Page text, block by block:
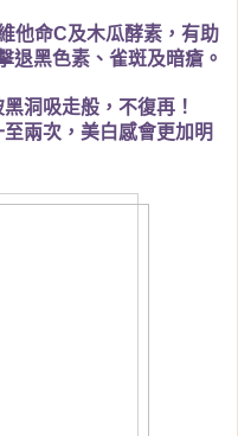
他命C及木瓜酵素，有助
退黑色素、雀斑及暗瘡。
洞吸走般，不復再！
兩次，美白感會更加明